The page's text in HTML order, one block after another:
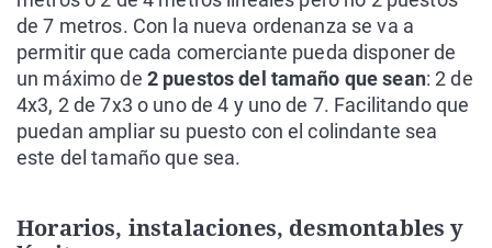
de 7 metros. Con la nueva ordenanza se va a
permitir que cada comerciante pueda disponer de
un máximo de 2 puestos del tamaño que sean: 2 de
4x3, 2 de 7x3 o uno de 4 y uno de 7. Facilitando que
puedan ampliar su puesto con el colindante sea
este del tamaño que sea.
Horarios, instalaciones, desmontables y